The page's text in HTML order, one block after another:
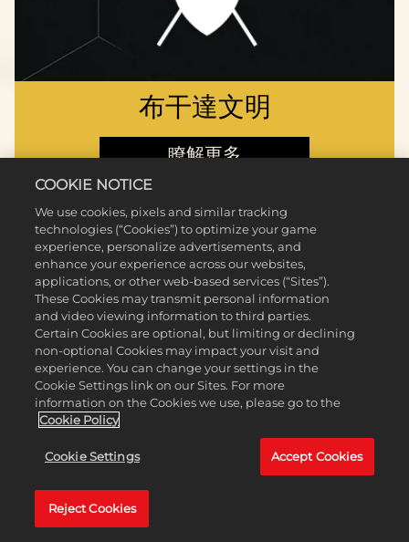
布干達文明
瞭解更多
法蘭西帝國
COOKIE NOTICE
We use cookies, pixels and similar tracking
technologies (“Cookies”) to optimize your game
experience, personalize advertisements, and
enhance your experience across our websites,
applications, or other web-based services (“Sites”).
These Cookies may transmit personal information
and video viewing information to third parties.
Certain Cookies are optional, but limiting or declining
non-optional Cookies may impact your visit and
experience. You can change your settings in the
Cookie Settings link on our Sites. For more
information on the Cookies we use, please go to the
Cookie Policy
Cookie Settings Accept Cookies
Reject Cookies